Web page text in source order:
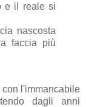
e il reale si
nascosta
faccia più
con l'immancabile
dagli anni